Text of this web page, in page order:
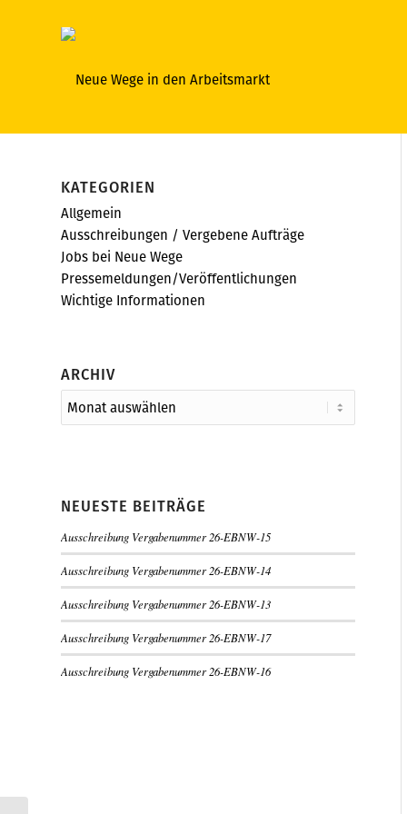
KATEGORIEN
Allgemein
Ausschreibungen / Vergebene Aufträge
Jobs bei Neue Wege
Pressemeldungen/Veröffentlichungen
Wichtige Informationen
ARCHIV
NEUESTE BEITRÄGE
Ausschreibung Vergabenummer 26-EBNW-15
Ausschreibung Vergabenummer 26-EBNW-14
Ausschreibung Vergabenummer 26-EBNW-13
Ausschreibung Vergabenummer 26-EBNW-17
Ausschreibung Vergabenummer 26-EBNW-16